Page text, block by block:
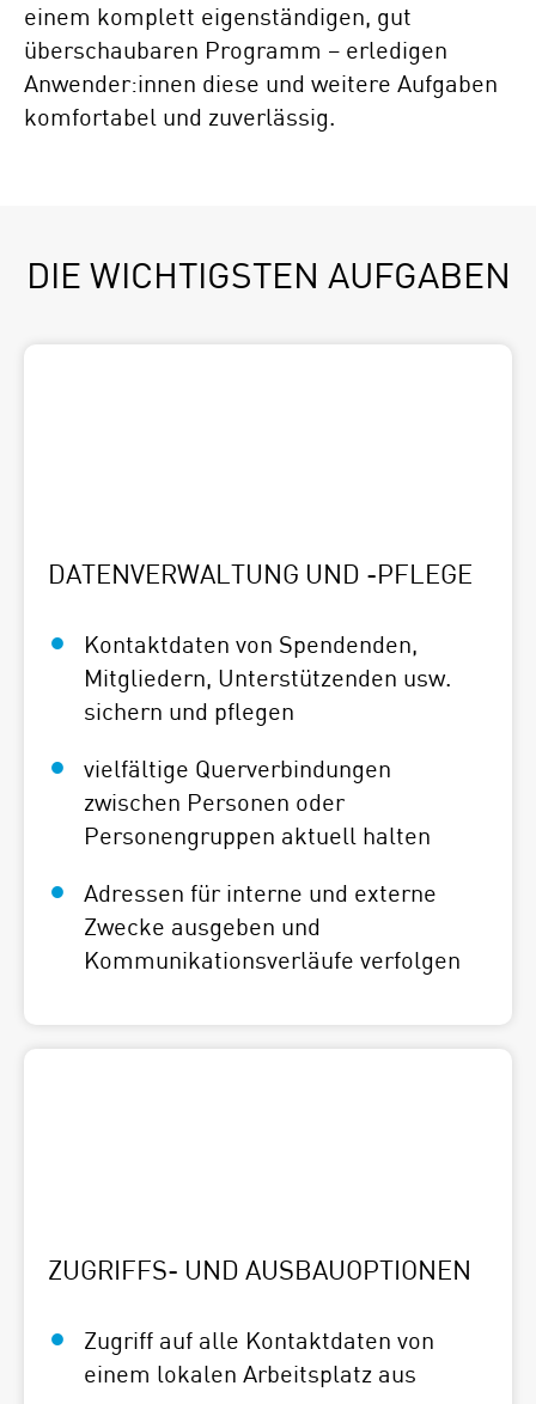
einem komplett eigenständigen, gut
überschaubaren Programm – erledigen
Anwender:innen diese und weitere Aufgaben
komfortabel und zuverlässig.
DIE WICHTIGSTEN AUFGABEN
DATENVERWALTUNG UND -PFLEGE
Kontaktdaten von Spendenden,
Mitgliedern, Unterstützenden usw.
sichern und pflegen
vielfältige Querverbindungen
zwischen Personen oder
Personengruppen aktuell halten
Adressen für interne und externe
Zwecke ausgeben und
Kommunikation­sverläufe verfolgen
ZUGRIFFS- UND AUSBAUOPTIONEN
Zugriff auf alle Kontaktdaten von
einem lokalen Arbeitsplatz aus